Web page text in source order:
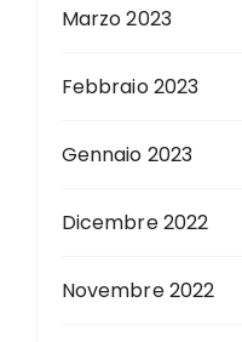
Marzo 2023
Febbraio 2023
Gennaio 2023
Dicembre 2022
Novembre 2022